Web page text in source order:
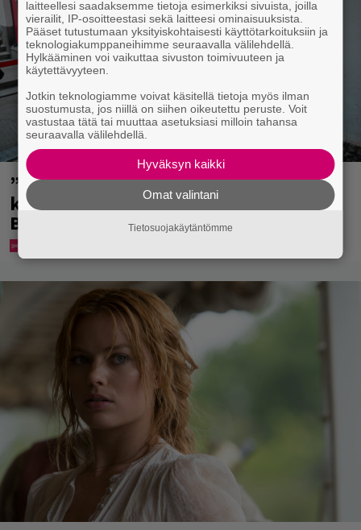
”Mitä isompi vehje, sen paremmin
kulkee” – Susanna Penttilä suuntasi
Bangbussinsa Helsingin keskustaan
laitteellesi saadaksemme tietoja esimerkiksi sivuista, joilla
vierailit, IP-osoitteestasi sekä laitteesi ominaisuuksista.
Pääset tutustumaan yksityiskohtaisesti käyttötarkoituksiin ja
teknologiakumppaneihimme seuraavalla välilehdellä.
Hylkääminen voi vaikuttaa sivuston toimivuuteen ja
käytettävyyteen.
Jotkin teknologiamme voivat käsitellä tietoja myös ilman
suostumusta, jos niillä on siihen oikeutettu peruste. Voit
vastustaa tätä tai muuttaa asetuksiasi milloin tahansa
seuraavalla välilehdellä.
Hyväksyn kaikki
Omat valintani
Tietosuojakäytäntömme